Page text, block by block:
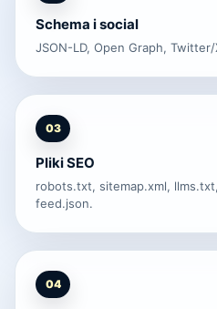
Schema i social
JSON-LD, Open Graph,
03
Pliki SEO
robots.txt, sitemap.xml,
feed.json.
04